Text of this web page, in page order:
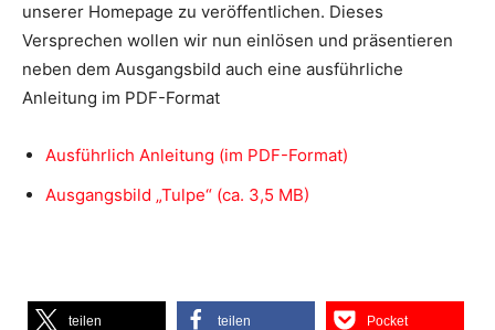
unserer Homepage zu veröffentlichen. Dieses
Versprechen wollen wir nun einlösen und präsentieren
neben dem Ausgangsbild auch eine ausführliche
Anleitung im PDF-Format
Ausführlich Anleitung (im PDF-Format)
Ausgangsbild „Tulpe“ (ca. 3,5 MB)
teilen teilen Pocket